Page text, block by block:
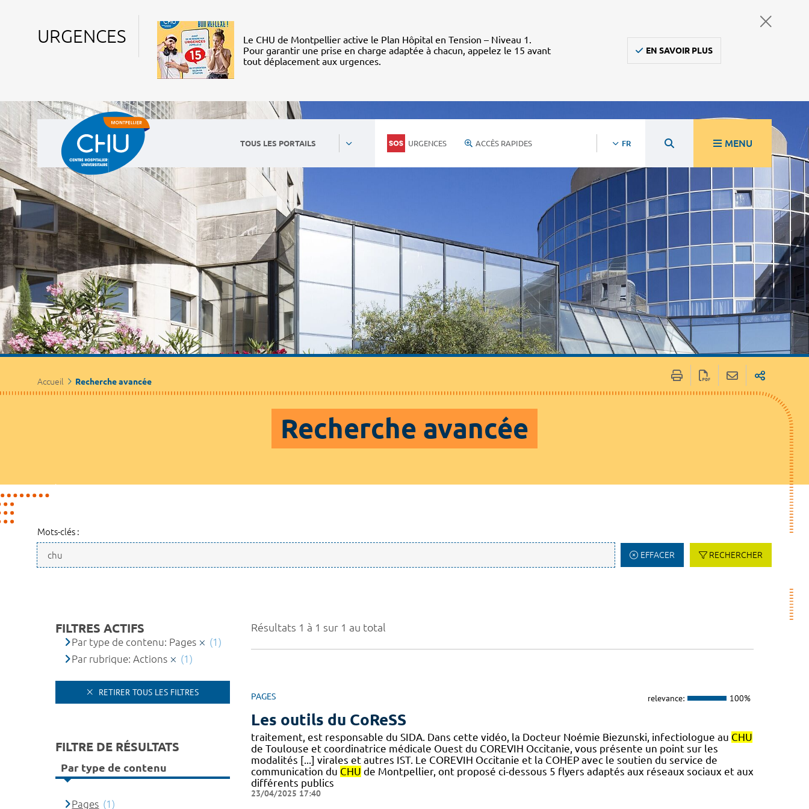
URGENCES
Le CHU de Montpellier active le Plan Hôpital en Tension – Niveau 1.
Pour garantir une prise en charge adaptée à chacun, appelez le 15 avant
tout déplacement aux urgences.
EN SAVOIR PLUS
TOUS LES PORTAILS URGENCES ACCÈS RAPIDES FR MENU
Accueil Recherche avancée
Recherche avancée
Mots-clés :
EFFACER RECHERCHER
Résultats 1 à 1 sur 1 au total
PAGES relevance: 100%
Les outils du CoReSS
traitement, est responsable du SIDA. Dans cette vidéo, la Docteur Noémie Biezunski, infectiologue au CHU
de Toulouse et coordinatrice médicale Ouest du COREVIH Occitanie, vous présente un point sur les
modalités [...] virales et autres IST. Le COREVIH Occitanie et la COHEP avec le soutien du service de
communication du CHU de Montpellier, ont proposé ci-dessous 5 flyers adaptés aux réseaux sociaux et aux
différents publics
23/04/2025 17:40
FILTRES ACTIFS
Par type de contenu: Pages
(1)
Par rubrique: Actions
(1)
RETIRER TOUS LES FILTRES
FILTRE DE RÉSULTATS
Par type de contenu
Pages (1)